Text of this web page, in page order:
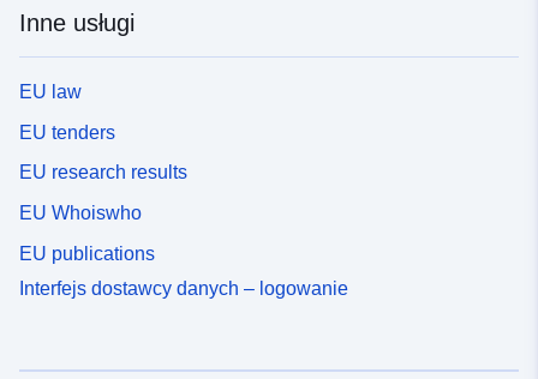
Inne usługi
EU law
EU tenders
EU research results
EU Whoiswho
EU publications
Interfejs dostawcy danych – logowanie